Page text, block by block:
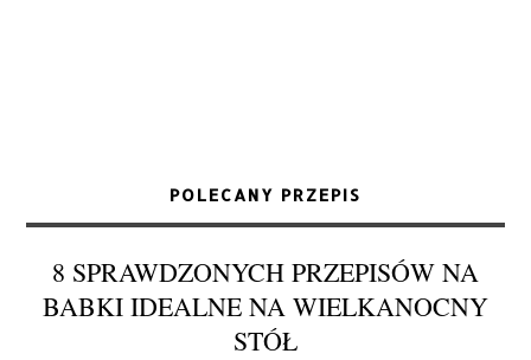
POLECANY PRZEPIS
8 SPRAWDZONYCH PRZEPISÓW NA
BABKI IDEALNE NA WIELKANOCNY
STÓŁ